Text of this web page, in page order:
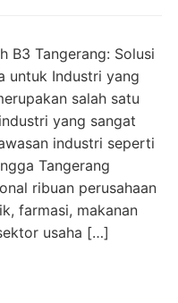
B3 Tangerang: Solusi
untuk Industri yang
salah satu
yang sangat
industri seperti
Tangerang
ribuan perusahaan
farmasi, makanan
usaha […]